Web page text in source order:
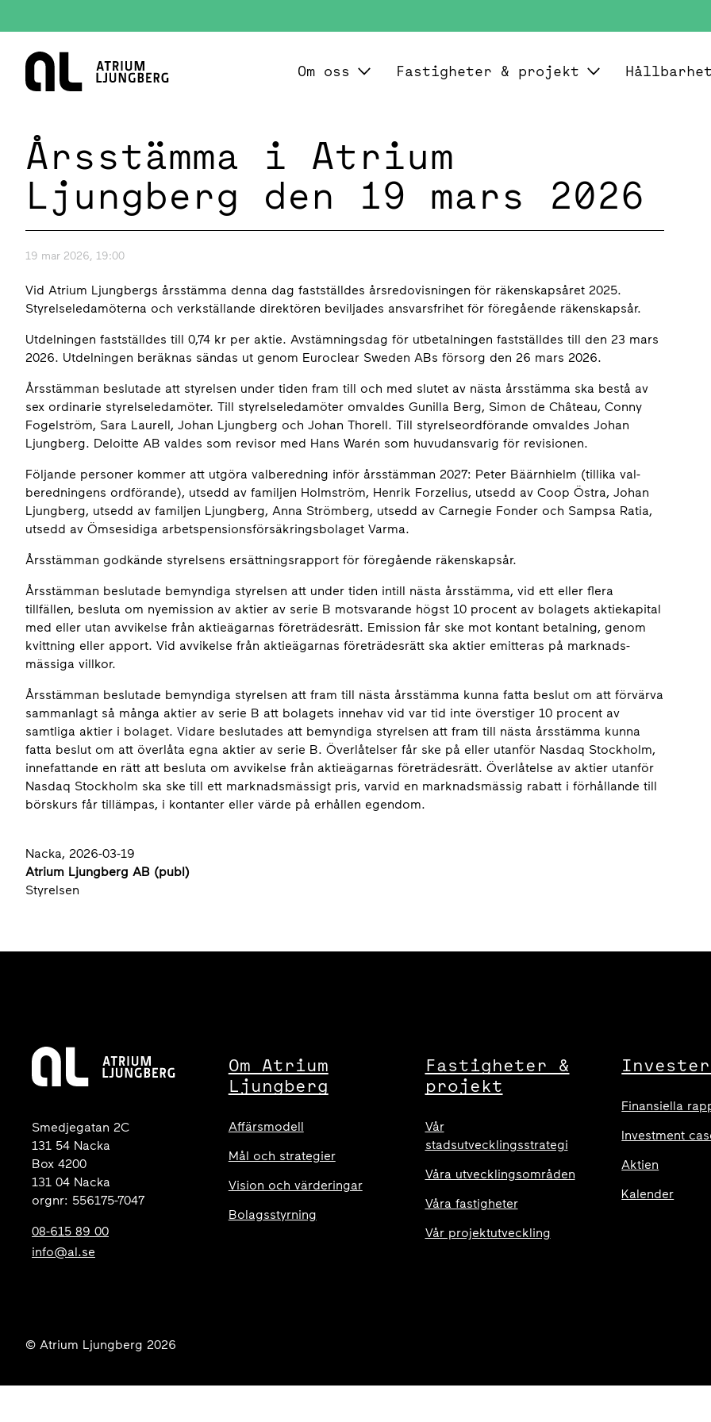
Hem
Om oss Fastigheter & projekt Hållbarhet
Årsstämma i Atrium
Ljungberg den 19 mars 2026
19 mar 2026, 19:00
Vid Atrium Ljungbergs årsstämma denna dag fastställdes årsredovisningen för räkenskapsåret 2025.
Styrelseledamöterna och verkställande direktören beviljades ansvars­frihet för före­gående räkenskaps­år.
Utdelningen fastställdes till 0,74 kr per aktie. Avstämningsdag för utbetalningen fast­ställdes till den 23 mars
2026. Utdel­ning­en beräknas sändas ut genom Euroclear Sweden ABs försorg den 26 mars 2026.
Årsstämman beslutade att styrelsen under tiden fram till och med slutet av nästa årsstämma ska bestå av
sex ordinarie styrelseledamöter. Till styrelseledamöter omvaldes Gunilla Berg, Simon de Château, Conny
Fogelström, Sara Laurell, Johan Ljungberg och Johan Thorell. Till styrelseordförande omvaldes Johan
Ljungberg. Deloitte AB valdes som revisor med Hans Warén som huvudansvarig för revisionen.
Följande personer kommer att utgöra valberedning inför årsstämman 2027: Peter Bäärnhielm (tillika val­
beredningens ordförande), utsedd av familjen Holmström, Henrik Forzelius, utsedd av Coop Östra, Johan
Ljungberg, utsedd av familjen Ljungberg, Anna Strömberg, utsedd av Carnegie Fonder och Sampsa Ratia,
utsedd av Ömsesidiga arbetspensionsförsäkringsbolaget Varma.
Årsstämman godkände styrelsens ersättningsrapport för föregående räkenskapsår.
Årsstämman beslutade bemyndiga styrelsen att under tiden intill nästa årsstämma, vid ett eller flera
tillfällen, besluta om nyemission av aktier av serie B motsvarande högst 10 procent av bolagets aktie­kapital
med eller utan avvikelse från aktieägar­nas företrädesrätt. Emission får ske mot kontant betalning, genom
kvittning eller apport. Vid avvikelse från aktieägarnas företrädesrätt ska aktier emitteras på marknads­
mässiga villkor.
Årsstämman beslutade bemyndiga styrelsen att fram till nästa årsstämma kunna fatta beslut om att förvärva
sammanlagt så många aktier av serie B att bolagets innehav vid var tid inte överstiger 10 procent av
samtliga aktier i bolaget. Vidare beslutades att bemyndiga styrelsen att fram till nästa årsstämma kunna
fatta beslut om att överlåta egna aktier av serie B. Överlåtelser får ske på eller utanför Nasdaq Stockholm,
innefattande en rätt att besluta om avvikelse från aktieägarnas före­trädesrätt. Överlåtelse av aktier utanför
Nasdaq Stockholm ska ske till ett mark­nadsmässigt pris, varvid en marknadsmässig rabatt i förhållande till
börskurs får tillämpas, i kontanter eller värde på erhållen egendom.
Nacka, 2026-03-19
Atrium Ljungberg AB (publ)
Styrelsen
Smedjegatan 2C
131 54 Nacka
Box 4200
131 04 Nacka
orgnr: 556175-7047
08-615 89 00
info@al.se
Om Atrium
Ljungberg
Affärsmodell
Mål och strategier
Vision och värderingar
Bolagsstyrning
Fastigheter &
projekt
Vår
stadsutvecklingsstrategi
Våra utvecklingsområden
Våra fastigheter
Vår projektutveckling
Finansiella
Investment
Aktien
Kalender
© Atrium Ljungberg 2026